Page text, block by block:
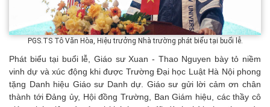
PGS.TS Tô Văn Hòa, Hiệu trưởng Nhà trường phát biểu tại buổi lễ.
Phát biểu tại buổi lễ, Giáo sư Xuan - Thao Nguyen bày tỏ niềm
vinh dự và xúc động khi được Trường Đại học Luật Hà Nội phong
tặng Danh hiệu Giáo sư Danh dự. Giáo sư gửi lời cảm ơn chân
thành tới Đảng ủy, Hội đồng Trường, Ban Giám hiệu, các thầy cô